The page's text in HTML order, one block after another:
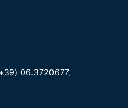
06.3720677,